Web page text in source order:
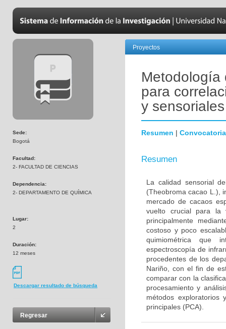
Sede:
Bogotá
Facultad:
2- FACULTAD DE CIENCIAS
Dependencia:
2- DEPARTAMENTO DE QUÍMICA
Lugar:
2
Duración:
12 meses
Descargar resultado de búsqueda
Regresar
Proyectos
Metodología
para
y
Resumen | Convocatoria
Resumen
La calidad sensorial
(Theobroma cacao L.),
mercado de cacaos
vuelto crucial para la
principalmente
costoso y poco
quimiométrica que
espectroscopía de
procedentes de los
Nariño, con el fin de
comparar con la
procesamiento y
métodos exploratorios
principales (PCA).